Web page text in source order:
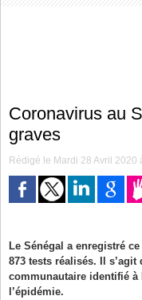
Coronavirus au
graves
Rédigé le Mardi 28 Avril
Le Sénégal a enregistré
873 tests réalisés. Il
communautaire identifié
l’épidémie.